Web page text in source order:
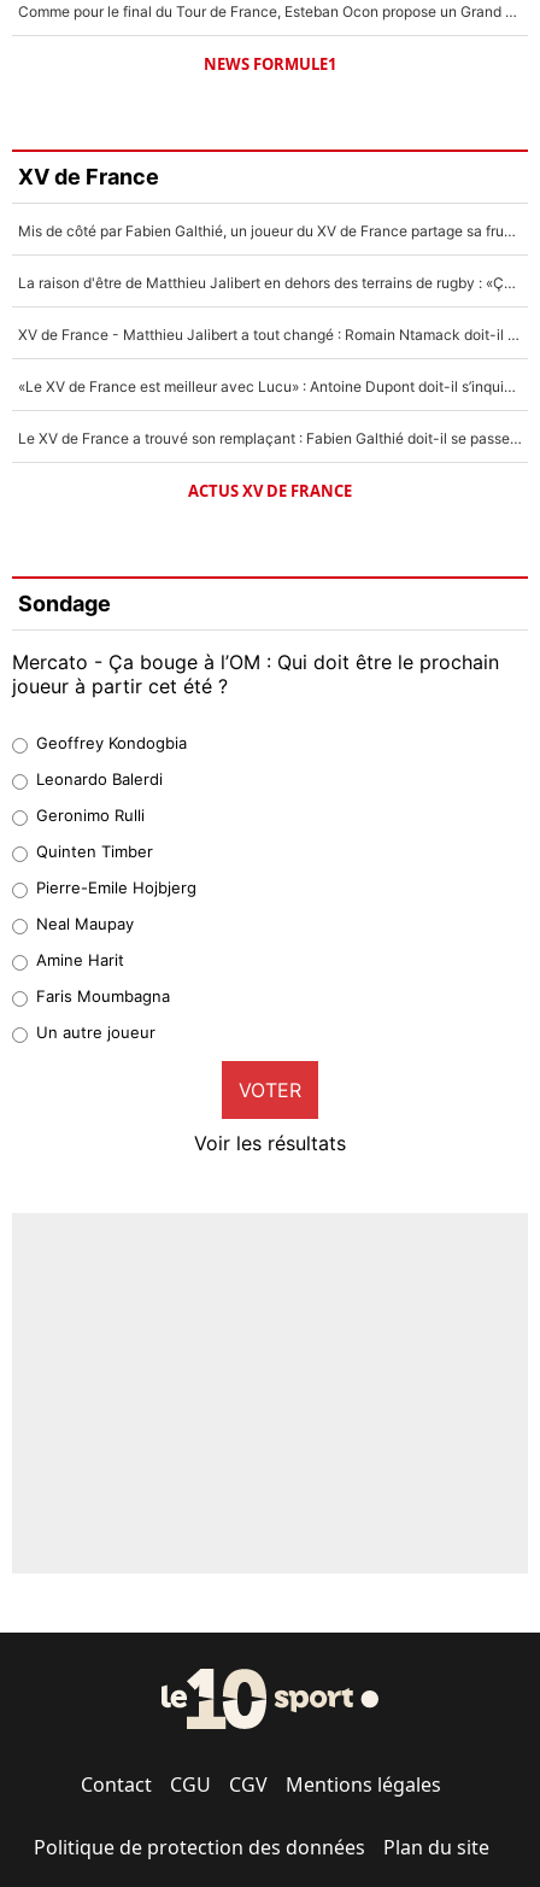
Comme pour le final du Tour de France, Esteban Ocon propose un Grand Prix de Formule 1 à Paris : «Autour de l’Arc de Triomphe, ce serait génial» !
NEWS FORMULE1
XV de France
Mis de côté par Fabien Galthié, un joueur du XV de France partage sa frustration : «ils ne me l’ont pas dit tout de suite»
La raison d'être de Matthieu Jalibert en dehors des terrains de rugby : «Ça m'atteint autant que si tu touches à un membre de ma famille»
XV de France - Matthieu Jalibert a tout changé : Romain Ntamack doit-il s’inquiéter pour sa place à un an de la Coupe du monde ?
«Le XV de France est meilleur avec Lucu» : Antoine Dupont doit-il s’inquiéter pour sa place ?
Le XV de France a trouvé son remplaçant : Fabien Galthié doit-il se passer d'Antoine Dupont ?
ACTUS XV DE FRANCE
Sondage
Mercato - Ça bouge à l’OM : Qui doit être le prochain
joueur à partir cet été ?
38%
32%
5%
1%
9%
Geoffrey Kondogbia
Leonardo Balerdi
Geronimo Rulli
Quinten Timber
Pierre-Emile Hojbjerg
Neal Maupay
Amine Harit
Faris Moumbagna
Un autre joueur
VOTER
Voir les résultats
Contact CGU CGV Mentions légales
Politique de protection des données Plan du site